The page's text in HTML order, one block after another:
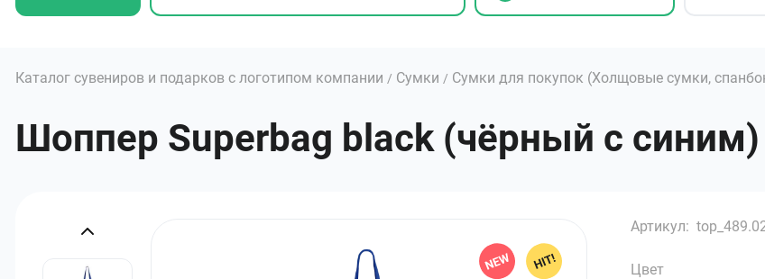
Каталог сувениров и подарков с логотипом компании / Сумки / Сумки для покупок (Холщовые сумки,
Шоппер Superbag black (чёрный с синим)
Артикул:
Цвет